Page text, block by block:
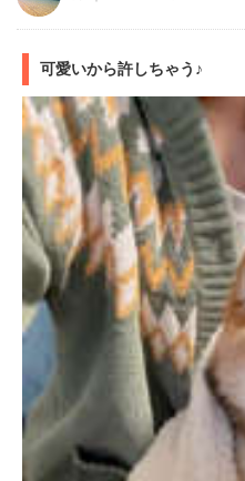
可愛いから許しちゃう♪